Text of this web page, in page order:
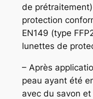
de
protection
EN149 (type
lunettes de
– Après
peau ayant été
avec du savon et